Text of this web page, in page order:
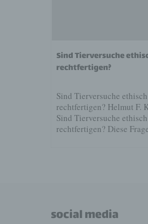
Sind Tierversuche
rechtfertigen?
Sind Tierversuche
rechtfertigen? Helmut F.
Sind Tierversuche
rechtfertigen? Diese
social media